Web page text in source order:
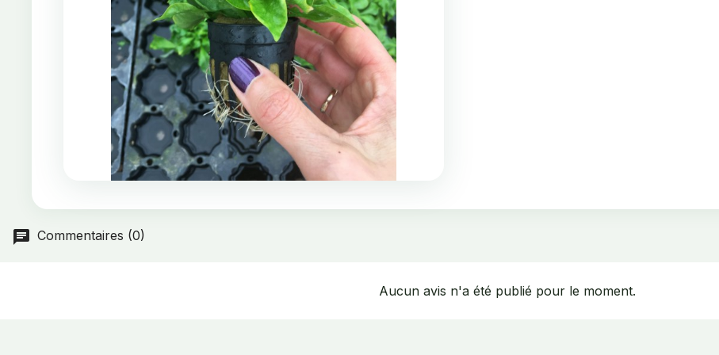
Commentaires (0)
Aucun avis n'a été publié pour le moment.